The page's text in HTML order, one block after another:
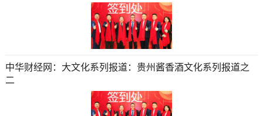
中华财经网：大文化系列报道：贵州酱香酒文化系列报道之
二